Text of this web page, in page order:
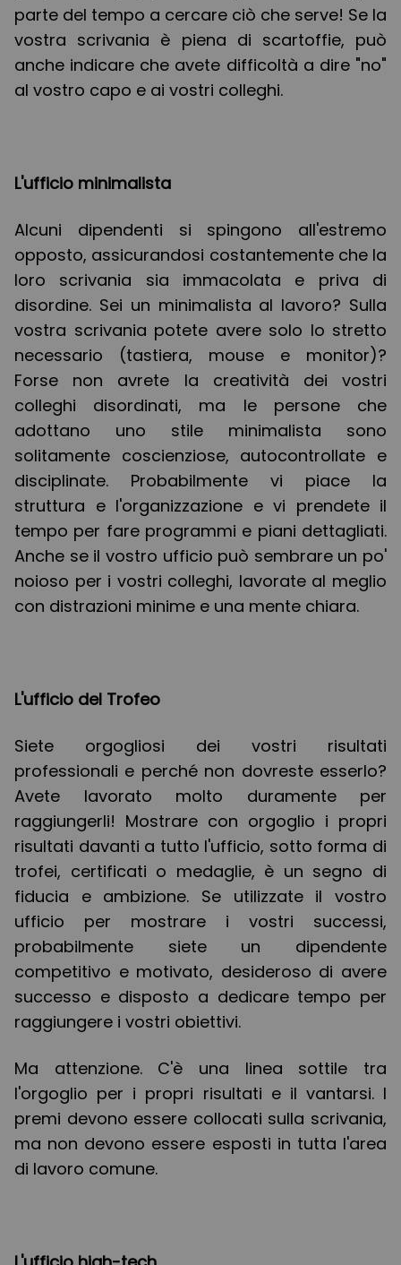
parte del tempo a cercare ciò che serve! Se la
vostra scrivania è piena di scartoffie, può
anche indicare che avete difficoltà a dire "no"
al vostro capo e ai vostri colleghi.
L'ufficio minimalista
Alcuni dipendenti si spingono all'estremo
opposto, assicurandosi costantemente che la
loro scrivania sia immacolata e priva di
disordine. Sei un minimalista al lavoro? Sulla
vostra scrivania potete avere solo lo stretto
necessario (tastiera, mouse e monitor)?
Forse non avrete la creatività dei vostri
colleghi disordinati, ma le persone che
adottano uno stile minimalista sono
solitamente coscienziose, autocontrollate e
disciplinate. Probabilmente vi piace la
struttura e l'organizzazione e vi prendete il
tempo per fare programmi e piani dettagliati.
Anche se il vostro ufficio può sembrare un po'
noioso per i vostri colleghi, lavorate al meglio
con distrazioni minime e una mente chiara.
L'ufficio del Trofeo
Siete orgogliosi dei vostri risultati
professionali e perché non dovreste esserlo?
Avete lavorato molto duramente per
raggiungerli! Mostrare con orgoglio i propri
risultati davanti a tutto l'ufficio, sotto forma di
trofei, certificati o medaglie, è un segno di
fiducia e ambizione. Se utilizzate il vostro
ufficio per mostrare i vostri successi,
probabilmente siete un dipendente
competitivo e motivato, desideroso di avere
successo e disposto a dedicare tempo per
raggiungere i vostri obiettivi.
Ma attenzione. C'è una linea sottile tra
l'orgoglio per i propri risultati e il vantarsi. I
premi devono essere collocati sulla scrivania,
ma non devono essere esposti in tutta l'area
di lavoro comune.